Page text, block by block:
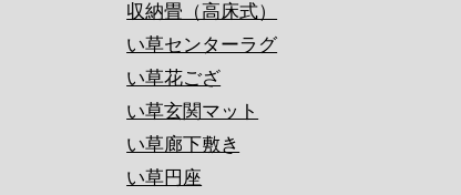
収納畳（高床式）
い草センターラグ
い草花ござ
い草玄関マット
い草廊下敷き
い草円座